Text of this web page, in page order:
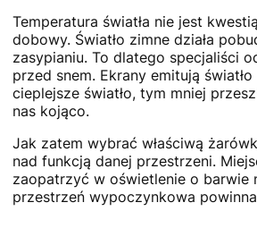
Temperatura światła nie jest
dobowy. Światło zimne działa
zasypianiu. To dlatego specjaliści
przed snem. Ekrany emitują
cieplejsze światło, tym mniej
nas kojąco.
Jak zatem wybrać właściwą
nad funkcją danej przestrzeni.
zaopatrzyć w oświetlenie o barwie
przestrzeń wypoczynkowa